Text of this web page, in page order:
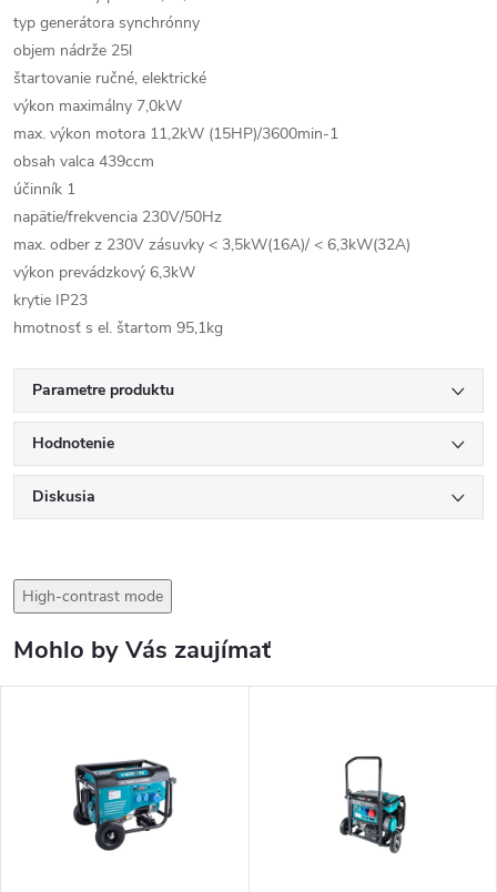
typ generátora synchrónny
objem nádrže 25l
štartovanie ručné, elektrické
výkon maximálny 7,0kW
max. výkon motora 11,2kW (15HP)/3600min-1
obsah valca 439ccm
účinník 1
napätie/frekvencia 230V/50Hz
max. odber z 230V zásuvky < 3,5kW(16A)/ < 6,3kW(32A)
výkon prevádzkový 6,3kW
krytie IP23
hmotnosť s el. štartom 95,1kg
Parametre produktu
Hodnotenie
Diskusia
High-contrast mode
Mohlo by Vás zaujímať